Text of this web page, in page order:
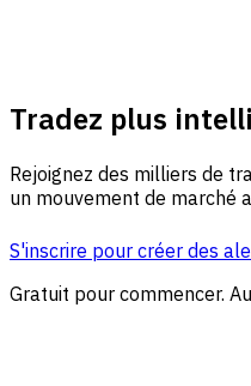
Tradez plus
Rejoignez des milliers de
un mouvement de marché
S'inscrire pour créer des
Gratuit pour commencer.